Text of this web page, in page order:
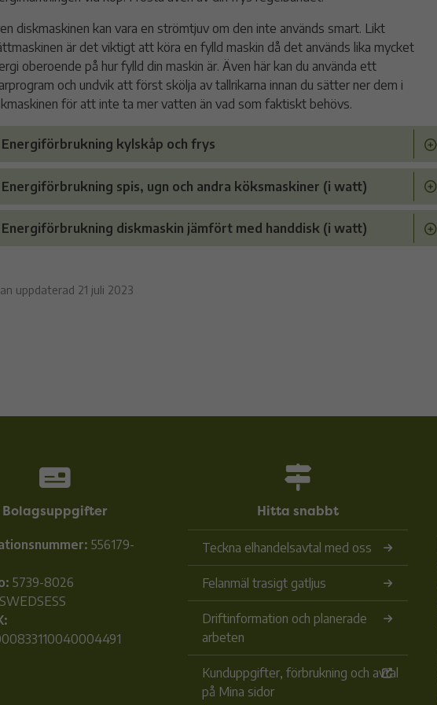
diskmaskinen kan vara en strömtjuv om den inte används smart. Likt
är det viktigt att köra en fylld maskin då det används lika mycket
oberoende på hur fylld din maskin är. Även här kan du använda ett
och undvik att först skölja av tallrikarna innan du sätter ner dem i
för att inte ta mer vatten än vad som faktiskt behövs.
Energiförbrukning kylskåp och frys
Energiförbrukning spis, ugn och andra köksmaskiner (i watt)
Energiförbrukning diskmaskin jämfört med handdisk (i watt)
uppdaterad 21 juli 2023
Bolagsuppgifter
556179-
5739-8026
SWEDSESS
Hitta snabbt
Teckna elhandelsavtal med oss
Felanmäl trasigt gatljus
Driftinformation och planerade
arbeten
Kunduppgifter, förbrukning och avtal
på Mina sidor